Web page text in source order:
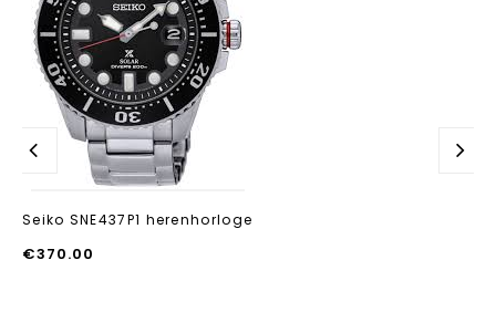
Seiko SNE437P1 herenhorloge
€370.00